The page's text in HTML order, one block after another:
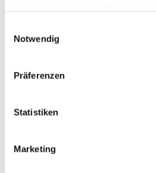
Notwendig
Präferenzen
Statistiken
Marketing
Vielseitigkeit und zugleich
Spenden
Talentpool-Athlet Calvin